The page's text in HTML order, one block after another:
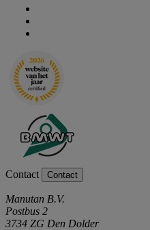
Contact Contact
Manutan B.V.
Postbus 2
3734 ZG Den Dolder